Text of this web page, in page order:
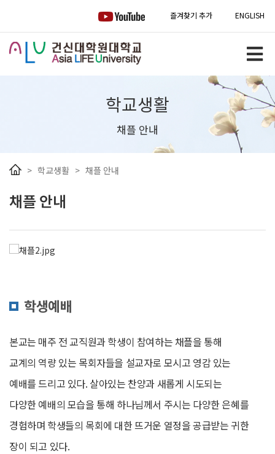
즐겨찾기 추가 ENGLISH
학교생활
채플 안내
> 학교생활 > 채플 안내
채플 안내
학생예배
본교는 매주 전 교직원과 학생이 참여하는 채플을 통해
교계의 역량 있는 목회자들을 설교자로 모시고 영감 있는
예배를 드리고 있다. 살아있는 찬양과 새롭게 시도되는
다양한 예배의 모습을 통해 하나님께서 주시는 다양한 은혜를
경험하며 학생들의 목회에 대한 뜨거운 열정을 공급받는 귀한
장이 되고 있다.